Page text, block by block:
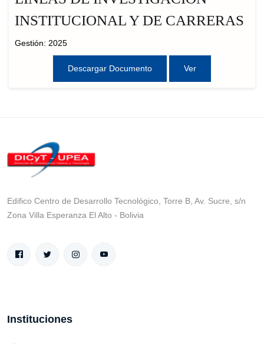
INSTITUCIONAL Y DE CARRERAS
Gestión: 2025
Descargar Documento Ver
Edifico Centro de Desarrollo Tecnológico, Torre B, Av. Sucre, s/n
Zona Villa Esperanza El Alto - Bolivia
Instituciones